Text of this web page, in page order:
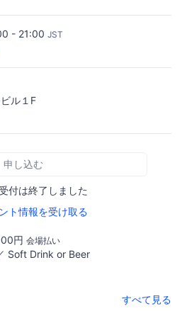
- 21:00 JST
ル１F
申し込む
付は終了しました
ト情報を受け取る
円 会場払い
Soft Drink or Beer
すべて見る